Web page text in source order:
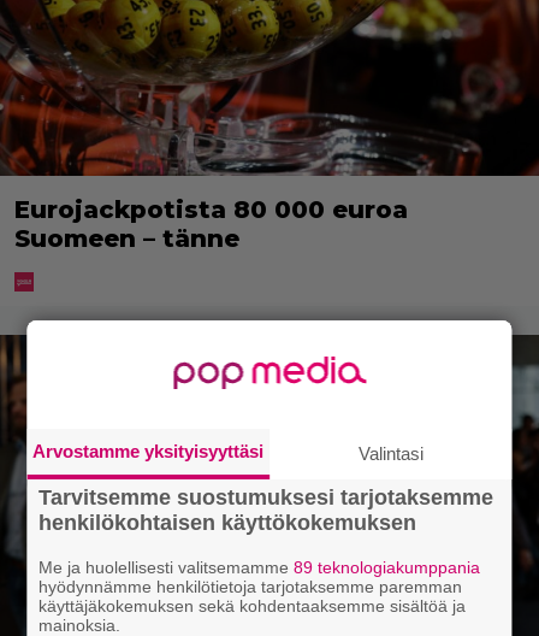
Eurojackpotista 80 000 euroa
Suomeen – tänne
Arvostamme yksityisyyttäsi Valintasi
Tarvitsemme suostumuksesi tarjotaksemme
henkilökohtaisen käyttökokemuksen
Me ja huolellisesti valitsemamme89 teknologiakumppania
hyödynnämme henkilötietoja tarjotaksemme paremman
käyttäjäkokemuksen sekä kohdentaaksemme sisältöä ja
mainoksia.